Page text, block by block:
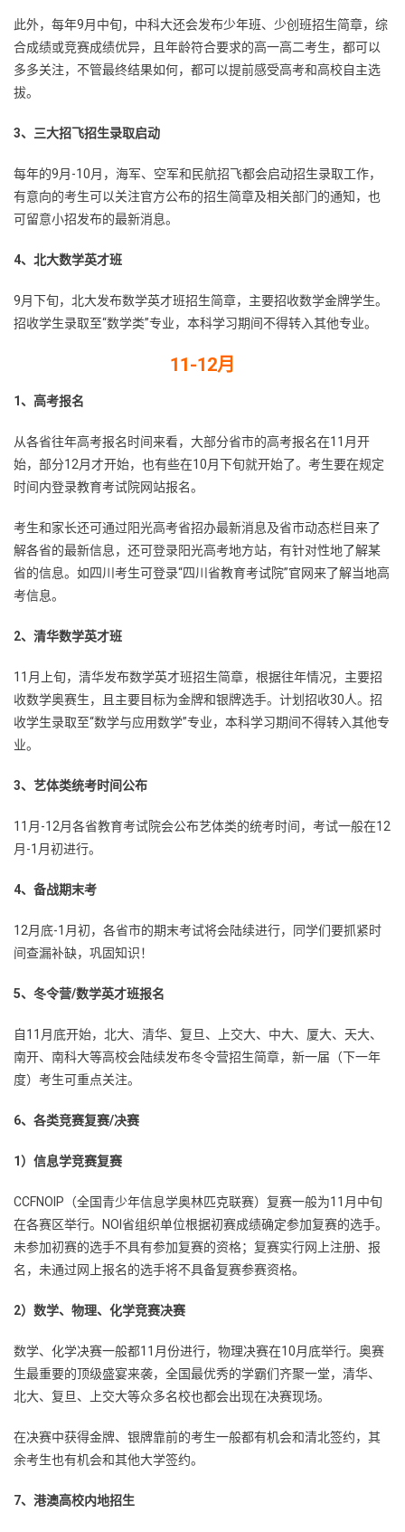
此外，每年9月中旬，中科大还会发布少年班、少创班招生简章，综
合成绩或竞赛成绩优异，且年龄符合要求的高一高二考生，都可以
多多关注，不管最终结果如何，都可以提前感受高考和高校自主选
拔。
3、三大招飞招生录取启动
每年的9月-10月，海军、空军和民航招飞都会启动招生录取工作，
有意向的考生可以关注官方公布的招生简章及相关部门的通知，也
可留意小招发布的最新消息。
4、北大数学英才班
9月下旬，北大发布数学英才班招生简章，主要招收数学金牌学生。
招收学生录取至“数学类”专业，本科学习期间不得转入其他专业。
11-12月
1、高考报名
从各省往年高考报名时间来看，大部分省市的高考报名在11月开
始，部分12月才开始，也有些在10月下旬就开始了。考生要在规定
时间内登录教育考试院网站报名。
考生和家长还可通过阳光高考省招办最新消息及省市动态栏目来了
解各省的最新信息，还可登录阳光高考地方站，有针对性地了解某
省的信息。如四川考生可登录“四川省教育考试院”官网来了解当地高
考信息。
2、清华数学英才班
11月上旬，清华发布数学英才班招生简章，根据往年情况，主要招
收数学奥赛生，且主要目标为金牌和银牌选手。计划招收30人。招
收学生录取至“数学与应用数学”专业，本科学习期间不得转入其他专
业。
3、艺体类统考时间公布
11月-12月各省教育考试院会公布艺体类的统考时间，考试一般在12
月-1月初进行。
4、备战期末考
12月底-1月初，各省市的期末考试将会陆续进行，同学们要抓紧时
间查漏补缺，巩固知识！
5、冬令营/数学英才班报名
自11月底开始，北大、清华、复旦、上交大、中大、厦大、天大、
南开、南科大等高校会陆续发布冬令营招生简章，新一届（下一年
度）考生可重点关注。
6、各类竞赛复赛/决赛
1）信息学竞赛复赛
CCFNOIP（全国青少年信息学奥林匹克联赛）复赛一般为11月中旬
在各赛区举行。NOI省组织单位根据初赛成绩确定参加复赛的选手。
未参加初赛的选手不具有参加复赛的资格；复赛实行网上注册、报
名，未通过网上报名的选手将不具备复赛参赛资格。
2）数学、物理、化学竞赛决赛
数学、化学决赛一般都11月份进行，物理决赛在10月底举行。奥赛
生最重要的顶级盛宴来袭，全国最优秀的学霸们齐聚一堂，清华、
北大、复旦、上交大等众多名校也都会出现在决赛现场。
在决赛中获得金牌、银牌靠前的考生一般都有机会和清北签约，其
余考生也有机会和其他大学签约。
7、港澳高校内地招生